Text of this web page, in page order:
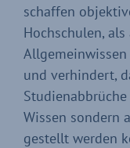
schaffen
Hochschulen,
und verhindert,
Wissen sondern
gestellt werden